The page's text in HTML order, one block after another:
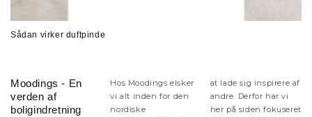
Sådan virker duftpinde
Moodings - En
verden af
boligindretning
Hos Moodings elsker
vi alt inden for den
nordiske
at lade sig inspirere af
andre. Derfor har vi
her på siden fokuseret